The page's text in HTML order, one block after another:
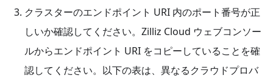
クラスターのエンドポイント URI 内のポート番号が正
しいか確認してください。Zilliz Cloud ウェブコンソー
ルからエンドポイント URI をコピーしていることを確
認してください。以下の表は、異なるクラウドプロバ